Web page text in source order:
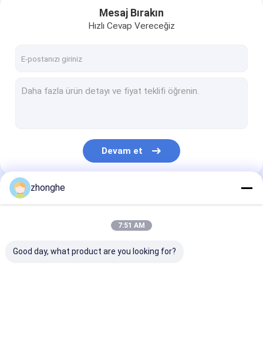
Ekskavatör Uzun Uzanma Bomu
ekskavatör teleskopik bom
ekskavatör tünel kolu
Yıkım Bomu
Mesaj Bırakın
Hızlı Cevap Vereceğiz
Devam et
Kategorilerimiz
zhonghe
7:51 AM
Good day, what product are you looking for?